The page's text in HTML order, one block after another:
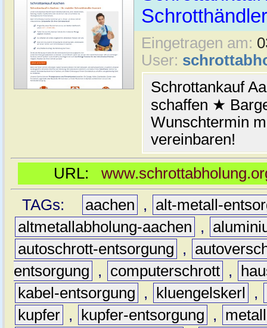
Eingetragen am:
User:
Schrottankauf
schaffen ★
Wunschtermin
vereinbaren!
URL:
TAGs:
aachen ,
alt-metall-
altmetallabholung-aachen
,
autoschrott-entsorgung
,
entsorgung
, computerschrott ,
kabel-entsorgung
, kluengelskerl ,
kupfer , kupfer-entsorgung ,
metall